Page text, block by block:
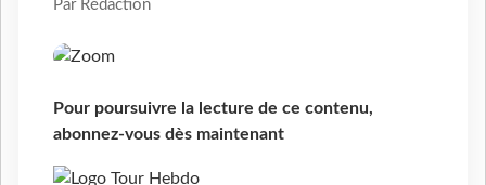
Par Rédaction
Pour poursuivre la lecture de ce contenu,
abonnez-vous dès maintenant